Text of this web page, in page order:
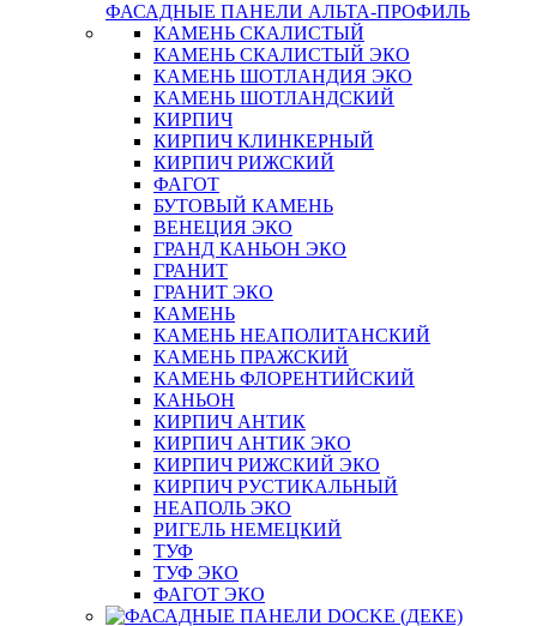
ФАСАДНЫЕ ПАНЕЛИ АЛЬТА-ПРОФИЛЬ
КАМЕНЬ СКАЛИСТЫЙ
КАМЕНЬ СКАЛИСТЫЙ ЭКО
КАМЕНЬ ШОТЛАНДИЯ ЭКО
КАМЕНЬ ШОТЛАНДСКИЙ
КИРПИЧ
КИРПИЧ КЛИНКЕРНЫЙ
КИРПИЧ РИЖСКИЙ
ФАГОТ
БУТОВЫЙ КАМЕНЬ
ВЕНЕЦИЯ ЭКО
ГРАНД КАНЬОН ЭКО
ГРАНИТ
ГРАНИТ ЭКО
КАМЕНЬ
КАМЕНЬ НЕАПОЛИТАНСКИЙ
КАМЕНЬ ПРАЖСКИЙ
КАМЕНЬ ФЛОРЕНТИЙСКИЙ
КАНЬОН
КИРПИЧ АНТИК
КИРПИЧ АНТИК ЭКО
КИРПИЧ РИЖСКИЙ ЭКО
КИРПИЧ РУСТИКАЛЬНЫЙ
НЕАПОЛЬ ЭКО
РИГЕЛЬ НЕМЕЦКИЙ
ТУФ
ТУФ ЭКО
ФАГОТ ЭКО